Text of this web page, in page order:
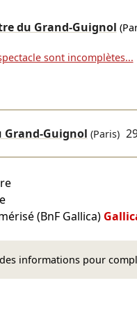
du Grand-Guignol
sont incomplètes...
Grand-Guignol (Paris)
(BnF Gallica)
informations pour